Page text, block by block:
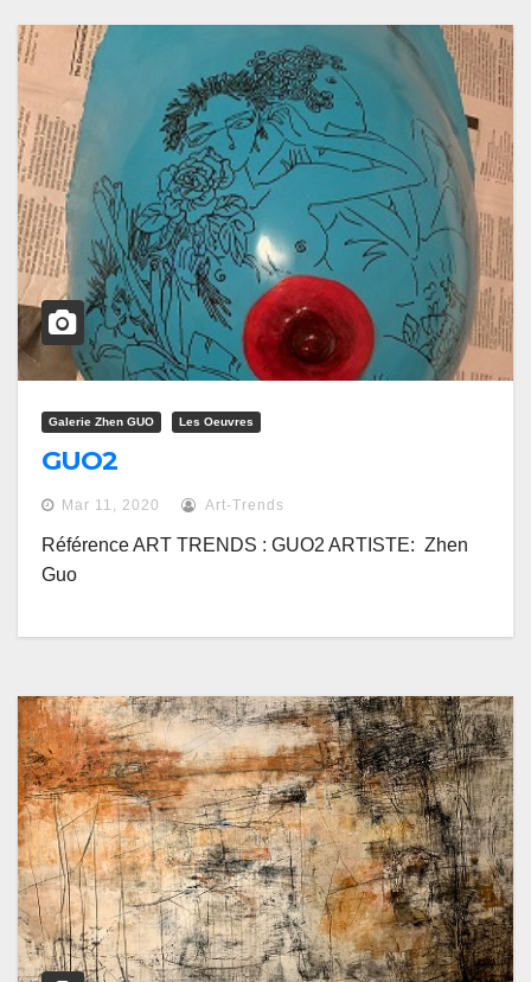
Galerie Zhen GUO Les Oeuvres
GUO2
Mar 11, 2020 Art-Trends
Référence ART TRENDS : GUO2 ARTISTE: Zhen
Guo